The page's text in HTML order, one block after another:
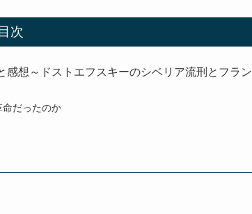
次
感想～ドストエフスキーのシベリア流刑とフラン
だったのか